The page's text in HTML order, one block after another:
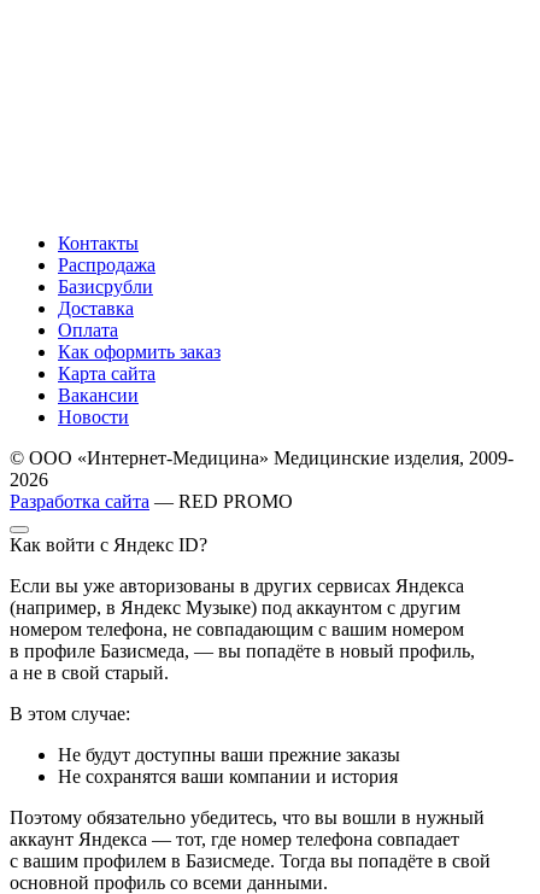
Контакты
Распродажа
Базисрубли
Доставка
Оплата
Как оформить заказ
Карта сайта
Вакансии
Новости
© ООО «Интернет-Медицина» Медицинские изделия, 2009-
2026
Разработка сайта — RED PROMO
Как войти с Яндекс ID?
Если вы уже авторизованы в других сервисах Яндекса
(например, в Яндекс Музыке) под аккаунтом с другим
номером телефона, не совпадающим с вашим номером
в профиле Базисмеда, — вы попадёте в новый профиль,
а не в свой старый.
В этом случае:
Не будут доступны ваши прежние заказы
Не сохранятся ваши компании и история
Поэтому обязательно убедитесь, что вы вошли в нужный
аккаунт Яндекса — тот, где номер телефона совпадает
с вашим профилем в Базисмеде. Тогда вы попадёте в свой
основной профиль со всеми данными.